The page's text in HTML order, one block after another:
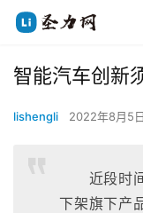
智能汽车创新
lishengli 2022年8月5
近段时间
下架旗下产